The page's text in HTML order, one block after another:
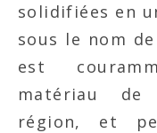
solidifiées en
sous le nom
est
matériau
région, et